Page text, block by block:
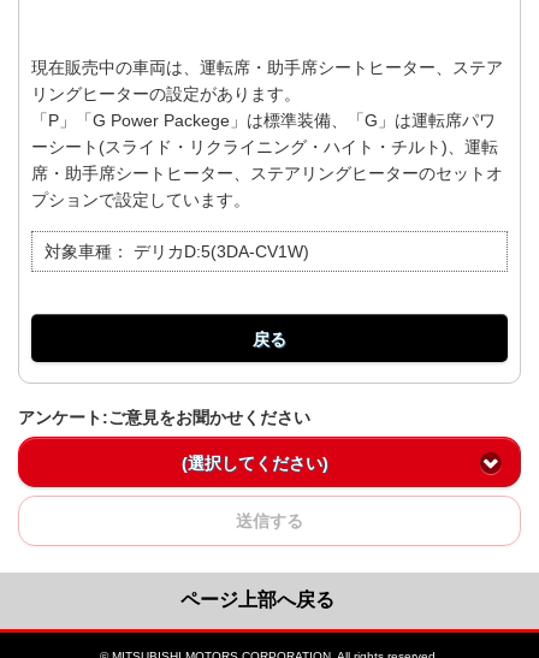
現在販売中の車両は、運転席・助手席シートヒーター、ステア
リングヒーターの設定があります。
「P」「G Power Packege」は標準装備、「G」は運転席パワ
ーシート(スライド・リクライニング・ハイト・チルト)、運転
席・助手席シートヒーター、ステアリングヒーターのセットオ
プションで設定しています。
対象車種： デリカD:5(3DA-CV1W)
戻る
アンケート:ご意見をお聞かせください
(選択してください)
送信する
ページ上部へ戻る